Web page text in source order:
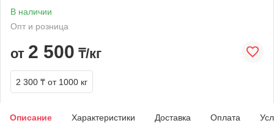
В наличии
Опт и розница
от 2 500 ₸/кг
2 300 ₸ от 1000 кг
Описание Характеристики Доставка Оплата